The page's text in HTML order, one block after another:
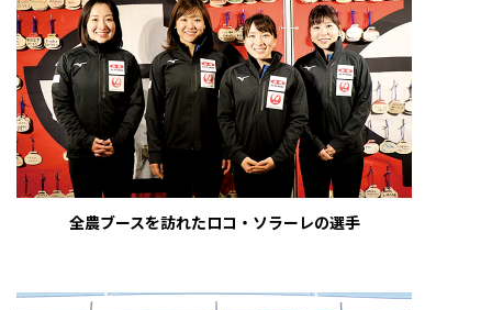
全農ブースを訪れたロコ・ソラーレの選手